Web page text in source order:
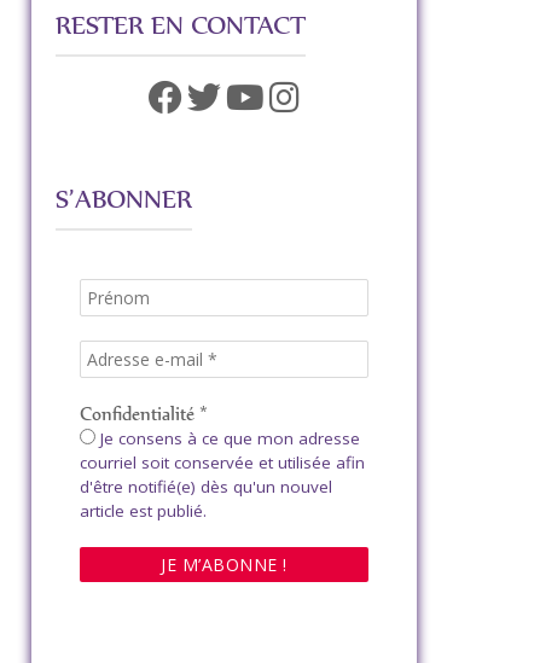
RESTER EN CONTACT
S’ABONNER
Confidentialité *
Je consens à ce que mon adresse
courriel soit conservée et utilisée afin
d'être notifié(e) dès qu'un nouvel
article est publié.